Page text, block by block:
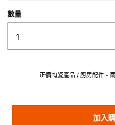
數量
正價陶瓷產品 / 廚房配件 -
加入